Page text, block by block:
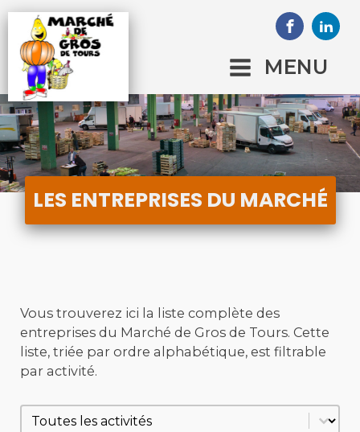
MENU
LES ENTREPRISES DU MARCHÉ
Vous trouverez ici la liste complète des
entreprises du Marché de Gros de Tours. Cette
liste, triée par ordre alphabétique, est filtrable
par activité.
Activité des entreprises